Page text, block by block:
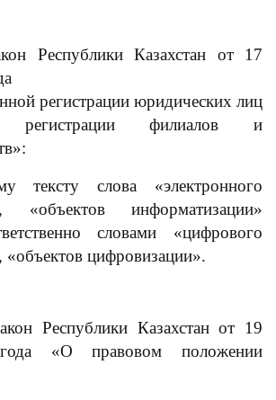
Республики Казахстан от 17
регистрации юридических лиц
филиалов и
тексту слова «электронного
«объектов информатизации»
словами «цифрового
«объектов цифровизации».
Республики Казахстан от 19
«О правовом положении